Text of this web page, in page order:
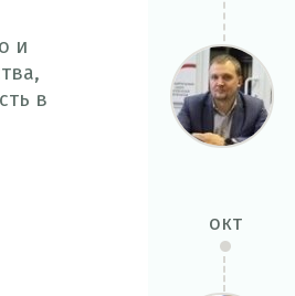
и
в
окт